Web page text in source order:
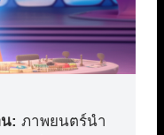
: ภาพยนตร์นำ